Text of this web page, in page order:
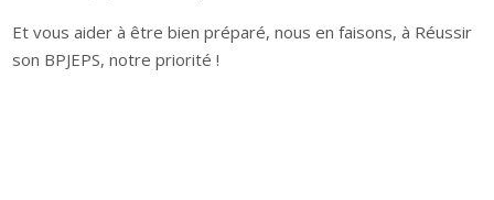
Et vous aider à être bien préparé, nous en faisons, à Réussir
son BPJEPS, notre priorité !